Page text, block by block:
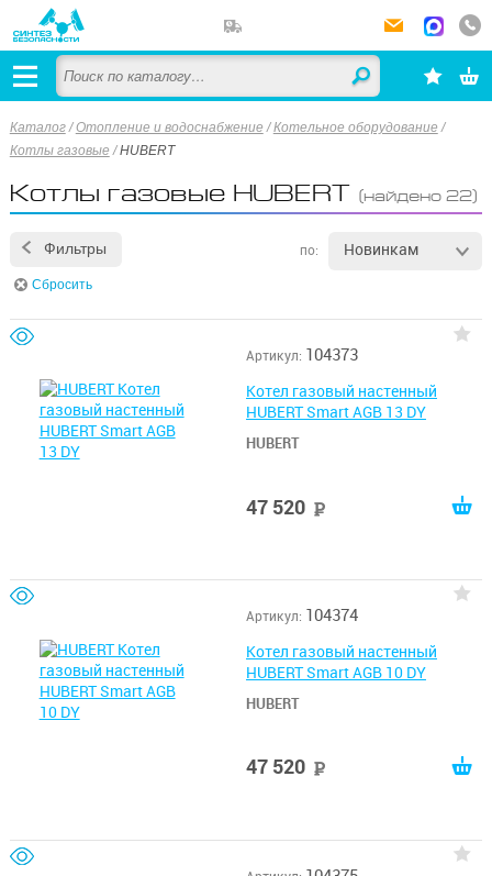
Каталог /Отопление и водоснабжение /Котельное оборудование /
Котлы газовые /HUBERT
Котлы газовые HUBERT (найдено 22)
Фильтры по: Новинкам
Сбросить
Артикул: 104373
Котел газовый настенный
HUBERT Smart AGB 13 DY
HUBERT
47 520
Артикул: 104374
Котел газовый настенный
HUBERT Smart AGB 10 DY
HUBERT
47 520